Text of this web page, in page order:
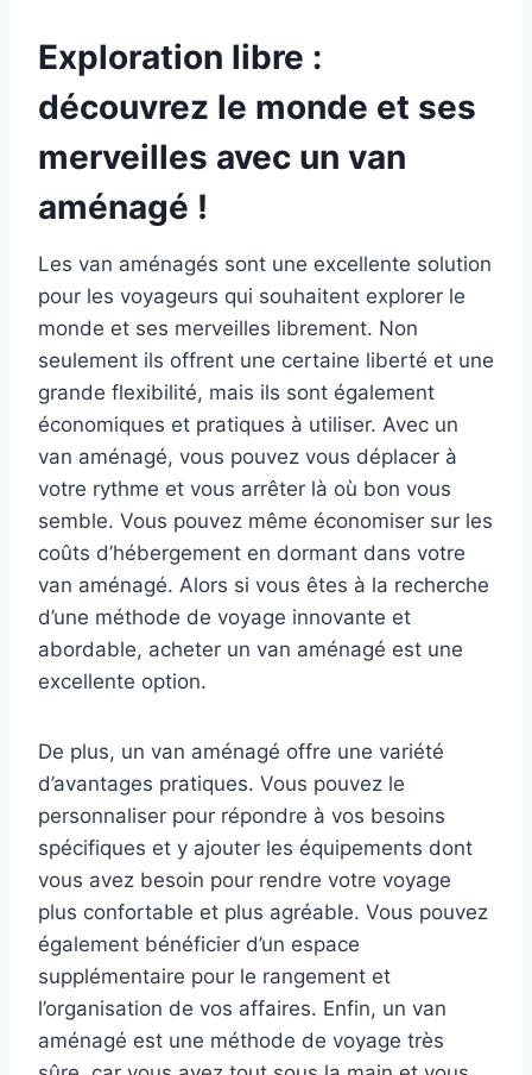
Exploration libre :
découvrez le monde et ses
merveilles avec un van
aménagé !
Les van aménagés sont une excellente solution
pour les voyageurs qui souhaitent explorer le
monde et ses merveilles librement. Non
seulement ils offrent une certaine liberté et une
grande flexibilité, mais ils sont également
économiques et pratiques à utiliser. Avec un
van aménagé, vous pouvez vous déplacer à
votre rythme et vous arrêter là où bon vous
semble. Vous pouvez même économiser sur les
coûts d’hébergement en dormant dans votre
van aménagé. Alors si vous êtes à la recherche
d’une méthode de voyage innovante et
abordable, acheter un van aménagé est une
excellente option.
De plus, un van aménagé offre une variété
d’avantages pratiques. Vous pouvez le
personnaliser pour répondre à vos besoins
spécifiques et y ajouter les équipements dont
vous avez besoin pour rendre votre voyage
plus confortable et plus agréable. Vous pouvez
également bénéficier d’un espace
supplémentaire pour le rangement et
l’organisation de vos affaires. Enfin, un van
aménagé est une méthode de voyage très